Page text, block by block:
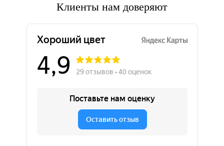
Клиенты нам доверяют